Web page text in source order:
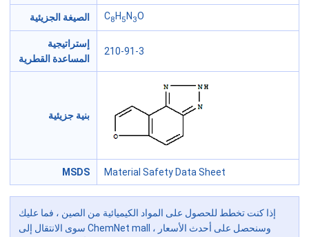
الصيغة الجزيئية C8 H 5 N 3O
إستراتيجية
المساعدة القطرية
210-91-3
بنية جزيئية
MSDS Material Safety Data Sheet
إذا كنت تخطط للحصول على المواد الكيميائية من الصين ، فما عليك
سوى الانتقال إلى ChemNet mall ، وسنحصل على أحدث الأسعار